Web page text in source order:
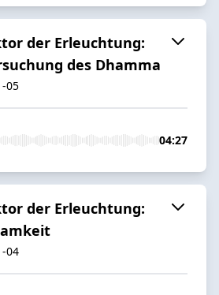
der Erleuchtung:
des Dhamma
05
04:27
der Erleuchtung:
04